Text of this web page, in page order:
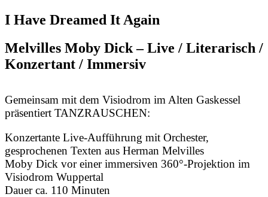
I Have Dreamed It Again
Melvilles Moby Dick – Live / Literarisch /
Konzertant / Immersiv
Gemeinsam mit dem Visiodrom im Alten Gaskessel
präsentiert TANZRAUSCHEN:
Konzertante Live-Aufführung mit Orchester,
gesprochenen Texten aus Herman Melvilles
Moby Dick vor einer immersiven 360°-Projektion im
Visiodrom Wuppertal
Dauer ca. 110 Minuten